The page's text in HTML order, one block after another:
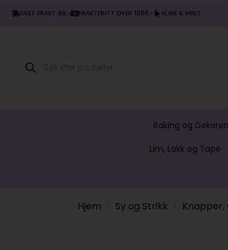
FAST FRAKT 98,- FRAKTFRITT OVER 1000,- KLIKK & HENT
Products
search
Baking og
Lim, Lakk og Tape
Hjem Sy og Strikk